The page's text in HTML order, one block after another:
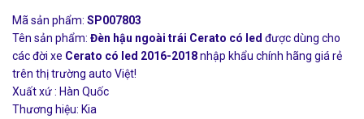
Mã sản phẩm: SP007803
Tên sản phẩm: Đèn hậu ngoài trái Cerato có led được dùng cho
các đời xe Cerato có led 2016-2018nhập khẩu chính hãng giá rẻ
trên thị trường auto Việt!
Xuất xứ : Hàn Quốc
Thương hiệu: Kia